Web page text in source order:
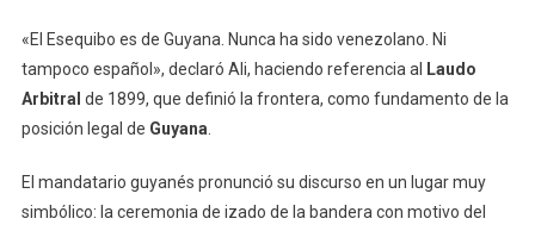
«El Esequibo es de Guyana. Nunca ha sido venezolano. Ni
tampoco español», declaró Ali, haciendo referencia al Laudo
Arbitral de 1899, que definió la frontera, como fundamento de la
posición legal de Guyana.
El mandatario guyanés pronunció su discurso en un lugar muy
simbólico: la ceremonia de izado de la bandera con motivo del